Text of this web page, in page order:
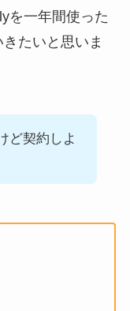
を一年間使った
たいと思いま
ど契約しよ